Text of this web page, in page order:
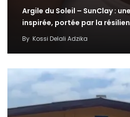
Argile du Soleil – SunClay :
inspirée, portée par la
By Kossi Delali Adzika